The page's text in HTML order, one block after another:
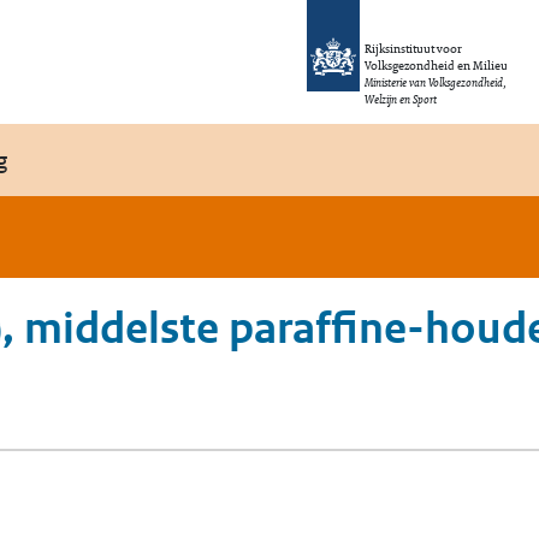
Rijksinstituut voor
Volksgezondheid en Milieu
Ministerie van Volksgezondheid,
Welzijn en Sport
middelste paraffine-